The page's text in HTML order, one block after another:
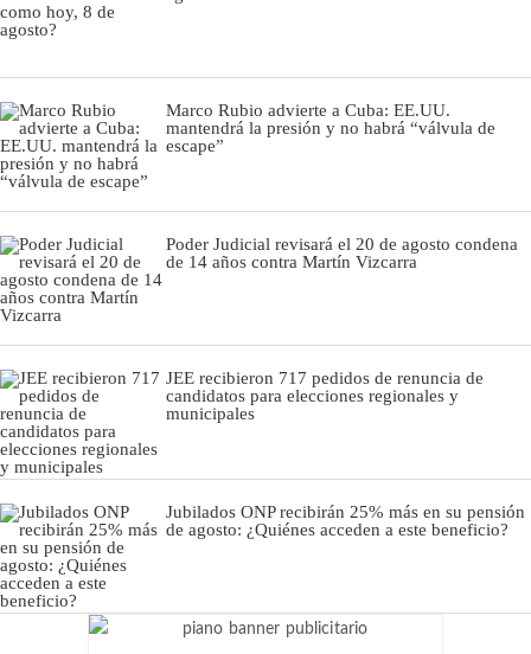
Marco Rubio advierte a Cuba: EE.UU.
mantendrá la presión y no habrá “válvula de
escape”
Poder Judicial revisará el 20 de agosto condena
de 14 años contra Martín Vizcarra
JEE recibieron 717 pedidos de renuncia de
candidatos para elecciones regionales y
municipales
Jubilados ONP recibirán 25% más en su pensión
de agosto: ¿Quiénes acceden a este beneficio?